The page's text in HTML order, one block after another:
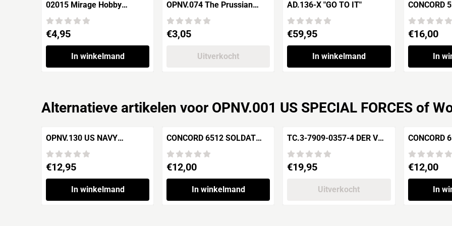
02015 Mirage Hobby
Prijs: 4,95
€4,95
In winkelmand
OPNV.074 The Prussian
Liberation Infantryme
Prijs: 3,05
€3,05
Uitverkocht
AD.136-X "GO TO IT"
Prijs: 59,95
€59,95
In winkelmand
CONCORD 5532
UNITS"
Prijs: 16,00
€16,00
In
Alternatieve artikelen voor OPNV.001 US SPECIAL FORCES of
OPNV.130 US NAVY
1945
Prijs: 12,95
€12,95
In winkelmand
CONCORD 6512 SOLDAT
Prijs: 12,00
€12,00
In winkelmand
TC.3-7909-0357-4 DER VW-
milit??rischen Ei
Prijs: 19,95
€19,95
Uitverkocht
CONCORD 6509
Prijs: 12,00
€12,00
In